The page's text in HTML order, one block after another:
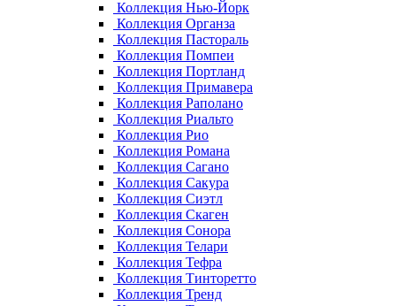
Коллекция Нью-Йорк
Коллекция Органза
Коллекция Пастораль
Коллекция Помпеи
Коллекция Портланд
Коллекция Примавера
Коллекция Раполано
Коллекция Риальто
Коллекция Рио
Коллекция Романа
Коллекция Сагано
Коллекция Сакура
Коллекция Сиэтл
Коллекция Скаген
Коллекция Сонора
Коллекция Телари
Коллекция Тефра
Коллекция Тинторетто
Коллекция Тренд